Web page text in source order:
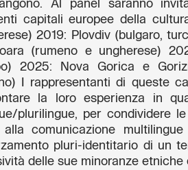
Al panel saranno
capitali europee della
2019: Plovdiv (bulgaro,
(rumeno e ungherese)
2025: Nova Gorica e
I rappresentanti di queste
la loro esperienza in
plurilingue, per condividere
comunicazione
pluri-identitario di un
delle sue minoranze etniche